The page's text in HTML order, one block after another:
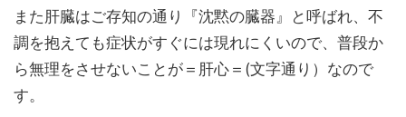
また肝臓はご存知の通り『沈黙の臓器』と呼ばれ、不
調を抱えても症状がすぐには現れにくいので、普段か
ら無理をさせないことが＝肝心＝(文字通り）なので
す。